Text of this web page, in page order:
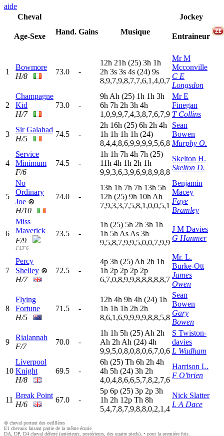
aide
Cheval
Age-Sexe
Hand. Gains Musique
Jockey
Entraineur
1
Bowmore
H/8
73.0 -
12h 21h (25) 3h 1h
2h 3s 3s 4s (24) 9s
8,9,7,9,8,7,7,6,1,4,0,7
Mr M
Mcconville
C E
Longsdon
2
Champagne
Kid
H/7
73.0 -
9h Ah (25) 1h 1h 3h
6h 7h 2h 3h 4h
1,0,9,9,7,4,3,8,7,6,7,9
Mr E
Finegan
T Collins
3
Sir Galahad
H/5
74.5 -
2h 16h (25) 6h 2h 4h
1h 1h 1h 1h (24)
8,4,4,8,6,9,9,9,9,5,6,8
Sean
Bowen
Murphy O.
4
Service
Minimum
F/6
74.5 -
1h 1h 7h 4h 7h (25)
11h 4h 1h 2h 1h
9,9,3,6,3,9,6,9,8,9,8,8
Skelton H.
Skelton D.
5
No
Ordinary
Joe ⊗
H/10
74.0 -
13h 1h 7h 7h 13h 5h
12h (25) 9h 10h Ah
7,9,3,3,7,5,8,1,0,0,5,1
Benjamin
Macey
Faye
Bramley
6
Miss
Maverick
F/9
1'13"6
73.5 -
1h (25) 5h 2h 3h 1h
1h 5h As As 3h
9,5,8,7,9,9,5,0,0,7,9,9
J M Davies
G Hanmer
7
Percy
Shelley ⊗
H/7
72.5 -
4p 3h (25) Ah 2h 1h
1h 2p 2p 2p 2p
6,7,0,8,9,9,8,8,8,8,8,7
Mr. L.
Burke-Ott
James
Owen
8
Flying
Fortune
H/5
71.5 -
12h 4h 9h 4h (24) 1h
1h 1h 1h 2h 2h
8,6,1,6,9,9,9,9,8,8,5,8
Sean
Bowen
Gary
Bowen
9
Rialannah
F/7
70.0 -
1h 1h 5h (25) Ah 2h
Ah 2h Ah (24) 4h
9,9,5,0,8,0,8,0,6,7,0,6
S Twiston-
davies
L Wadham
10
Liverpool
Knight
H/8
69.5 -
6h (25) Th 6h 2h 4h
4h 5h (24) 3h 2h
4,0,4,8,6,6,5,7,8,2,7,6
Harrison L.
F O'brien
11
Break Point
H/6
67.0 -
5p 6p (25) 3p 2p 3h
1h 2h 12p Th 8h
5,4,7,8,7,9,8,8,0,2,1,4
Nick Slatter
L A Dace
⊗ cheval portant des oeilllères
E1 chevaux faisant partie de la même écurie
DA, DP, D4 cheval déferré (antérieurs, postérieurs, des quatre pieds), • pour la première fois.